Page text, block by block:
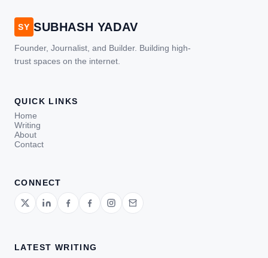
SY SUBHASH YADAV
Founder, Journalist, and Builder. Building high-
trust spaces on the internet.
QUICK LINKS
Home
Writing
About
Contact
CONNECT
LATEST WRITING